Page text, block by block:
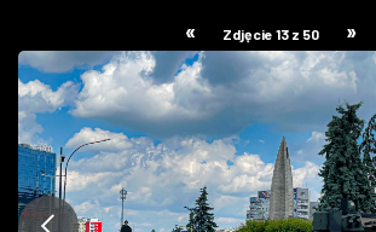
« Zdjęcie 13 z 50 »